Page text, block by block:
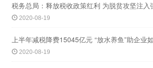
税务总局：释放税收政策红利 为脱贫攻坚注入
2020-08-19
上半年减税降费15045亿元 “放水养鱼”助企业
2020-08-19